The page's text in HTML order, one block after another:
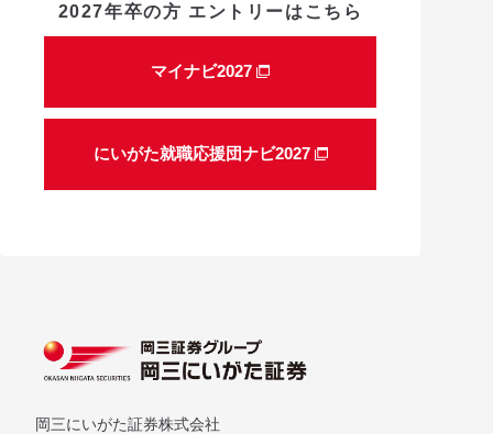
2027年卒の方 エントリーはこちら
マイナビ2027
にいがた就職応援団ナビ2027
岡三にいがた証券株式会社